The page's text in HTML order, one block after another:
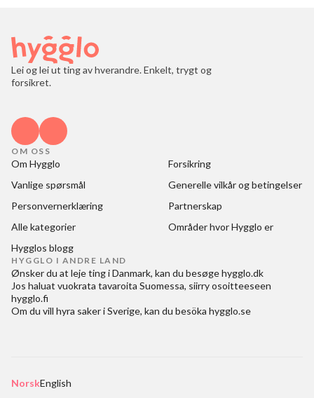
Lei og lei ut ting av hverandre. Enkelt, trygt og
forsikret.
OM OSS
Om Hygglo
Forsikring
Vanlige spørsmål
Generelle vilkår og betingelser
Personvernerklæring
Partnerskap
Alle kategorier
Områder hvor Hygglo er
Hygglos blogg
HYGGLO I ANDRE LAND
Ønsker du at leje ting i Danmark, kan du besøgehygglo.dk
Jos haluat vuokrata tavaroita Suomessa, siirry osoitteeseen
hygglo.fi
Om du vill hyra saker i Sverige, kan du besöka hygglo.se
NorskEnglish